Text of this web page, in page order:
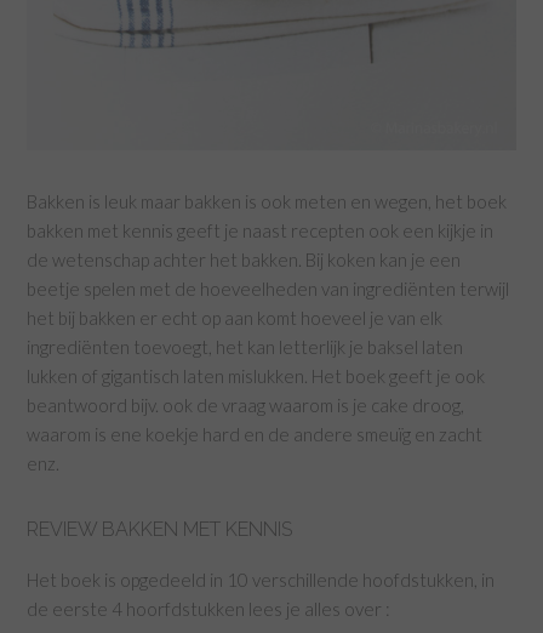
Bakken is leuk maar bakken is ook meten en wegen, het boek
bakken met kennis geeft je naast recepten ook een kijkje in
de wetenschap achter het bakken. Bij koken kan je een
beetje spelen met de hoeveelheden van ingrediënten terwijl
het bij bakken er echt op aan komt hoeveel je van elk
ingrediënten toevoegt, het kan letterlijk je baksel laten
lukken of gigantisch laten mislukken. Het boek geeft je ook
beantwoord bijv. ook de vraag waarom is je cake droog,
waarom is ene koekje hard en de andere smeuïg en zacht
enz.
REVIEW BAKKEN MET KENNIS
Het boek is opgedeeld in 10 verschillende hoofdstukken, in
de eerste 4 hoorfdstukken lees je alles over :